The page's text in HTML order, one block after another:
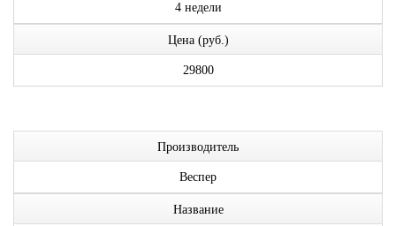
4 недели
Цена (руб.)
29800
Производитель
Веспер
Название